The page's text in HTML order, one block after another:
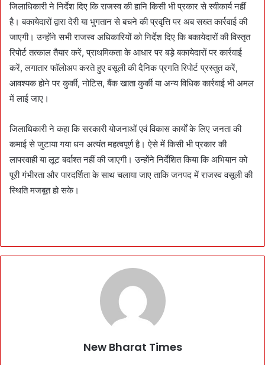
जिलाधिकारी ने निर्देश दिए कि राजस्व की हानि किसी भी प्रकार से स्वीकार्य नहीं
है। बकायेदारों द्वारा देरी या भुगतान से बचने की प्रवृत्ति पर अब सख्त कार्रवाई की
जाएगी। उन्होंने सभी राजस्व अधिकारियों को निर्देश दिए कि बकायेदारों की विस्तृत
रिपोर्ट तत्काल तैयार करें, प्राथमिकता के आधार पर बड़े बकायेदारों पर कार्रवाई
करें, लगातार फॉलोअप करते हुए वसूली की दैनिक प्रगति रिपोर्ट प्रस्तुत करें,
आवश्यक होने पर कुर्की, नोटिस, बैंक खाता कुर्की या अन्य विधिक कार्रवाई भी अमल
में लाई जाए।
जिलाधिकारी ने कहा कि सरकारी योजनाओं एवं विकास कार्यों के लिए जनता की
कमाई से जुटाया गया धन अत्यंत महत्वपूर्ण है। ऐसे में किसी भी प्रकार की
लापरवाही या लूट बर्दाश्त नहीं की जाएगी। उन्होंने निर्देशित किया कि अभियान को
पूरी गंभीरता और पारदर्शिता के साथ चलाया जाए ताकि जनपद में राजस्व वसूली की
स्थिति मजबूत हो सके।
New Bharat Times